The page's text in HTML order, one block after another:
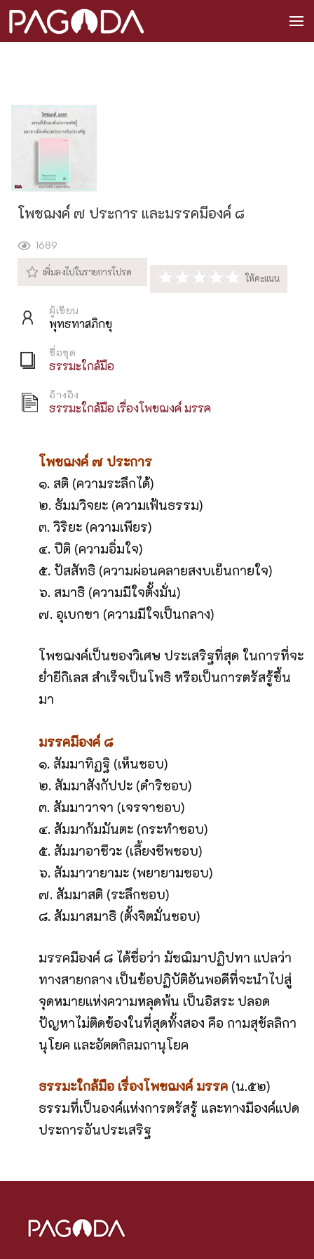
โพชฌงค์ ๗ ประการ และมรรคมีองค์ ๘
1689
ผู้เขียน
พุทธทาสภิกขุ
ชื่อชุด
ธรรมะใกล้มือ
อ้างอิง
ธรรมะใกล้มือ เรื่องโพชฌงค์ มรรค
โพชฌงค์ ๗ ประการ
๑. สติ (ความระลึกได้)
๒. ธัมมวิจยะ (ความเฟ้นธรรม)
๓. วิริยะ (ความเพียร)
๔. ปีติ (ความอิ่มใจ)
๕. ปัสสัทธิ (ความผ่อนคลายสงบเย็นกายใจ)
๖. สมาธิ (ความมีใจตั้งมั่น)
๗. อุเบกขา (ความมีใจเป็นกลาง)
โพชฌงค์เป็นของวิเศษ ประเสริฐที่สุด ในการที่จะ
ย่ำยีกิเลส สำเร็จเป็นโพธิ หรือเป็นการตรัสรู้ขึ้น
มา
มรรคมีองค์ ๘
๑. สัมมาทิฏฐิ (เห็นชอบ)
๒. สัมมาสังกัปปะ (ดำริชอบ)
๓. สัมมาวาจา (เจรจาชอบ)
๔. สัมมากัมมันตะ (กระทำชอบ)
๕. สัมมาอาชีวะ (เลี้ยงชีพชอบ)
๖. สัมมาวายามะ (พยายามชอบ)
๗. สัมมาสติ (ระลึกชอบ)
๘. สัมมาสมาธิ (ตั้งจิตมั่นชอบ)
มรรคมีองค์ ๘ ได้ชื่อว่า มัชฌิมาปฏิปทา แปลว่า
ทางสายกลาง เป็นข้อปฏิบัติอันพอดีที่จะนำไปสู่
จุดหมายแห่งความหลุดพ้น เป็นอิสระ ปลอด
ปัญหาไม่ติดข้องในที่สุดทั้งสอง คือ กามสุขัลลิกา
นุโยค และอัตตกิลมถานุโยค
ธรรมะใกล้มือ เรื่องโพชฌงค์ มรรค (น.๕๒)
ธรรมที่เป็นองค์แห่งการตรัสรู้ และทางมีองค์แปด
ประการอันประเสริฐ